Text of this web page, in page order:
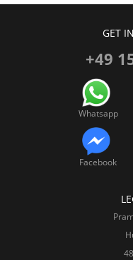
GET
+49
Whatsapp
Facebook